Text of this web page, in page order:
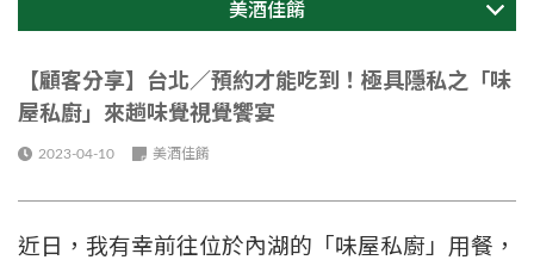
美酒佳餚
【顧客分享】台北／預約才能吃到！極具隱私之「味
屋私廚」來趟味覺視覺饗宴
2023-04-10 美酒佳餚
近日，我有幸前往位於內湖的「味屋私廚」用餐，